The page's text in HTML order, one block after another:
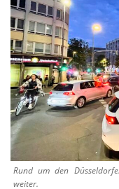
Rund um den
weiter.